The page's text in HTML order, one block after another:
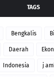
TAGS
Bengkalis
Daerah
Indonesia j